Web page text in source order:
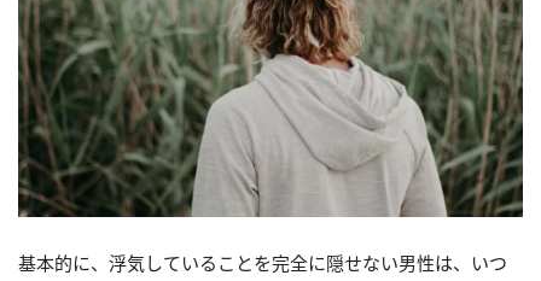
基本的に、浮気していることを完全に隠せない男性は、いつ